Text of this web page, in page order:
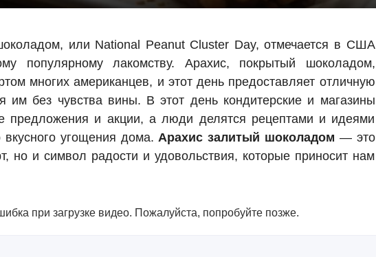
или National Peanut Cluster Day, отмечается в США
популярному лакомству. Арахис, покрытый шоколадом,
многих американцев, и этот день предоставляет отличную
им без чувства вины. В этот день кондитерские и магазины
предложения и акции, а люди делятся рецептами и идеями
вкусного угощения дома.Арахис залитый шоколадом — это
но и символ радости и удовольствия, которые приносит нам
при загрузке видео. Пожалуйста, попробуйте позже.